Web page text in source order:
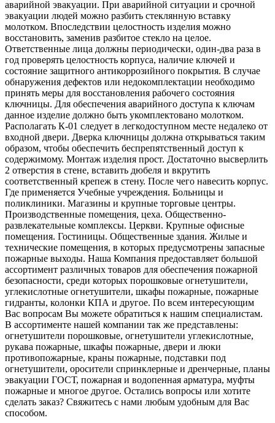
аварийной эвакуации. При аварийной ситуации и срочной
эвакуации людей можно разбить стеклянную вставку
молотком. Впоследствии целостность изделия можно
восстановить, заменив разбитое стекло на целое.
Ответственные лица должны периодически, один-два раза в
год проверять целостность корпуса, наличие ключей и
состояние защитного антикоррозийного покрытия. В случае
обнаружения дефектов или недокомплектации необходимо
принять меры для восстановления рабочего состояния
ключницы. Для обеспечения аварийного доступа к ключам
данное изделие должно быть укомплектовано молотком.
Располагать К-01 следует в легкодоступном месте недалеко от
входной двери. Дверка ключницы должна открываться таким
образом, чтобы обеспечить беспрепятственный доступ к
содержимому. Монтаж изделия прост. Достаточно высверлить
2 отверстия в стене, вставить дюбеля и вкрутить
соответственный крепеж в стену. После чего навесить корпус.
Где применяется Учебные учреждения. Больницы и
поликлиники. Магазины и крупные торговые центры.
Производственные помещения, цеха. Общественно-
развлекательные комплексы. Церкви. Крупные офисные
помещения. Гостиницы. Общественные здания. Жилые и
технические помещения, в которых предусмотрены запасные
пожарные выходы. Наша Компания предоставляет большой
ассортимент различных товаров для обеспечения пожарной
безопасности, среди которых порошковые огнетушители,
углекислотные огнетушители, шкафы пожарные, пожарные
гидранты, колонки КПА и другое. По всем интересующим
Вас вопросам Вы можете обратиться к нашим специалистам.
В ассортименте нашей компании так же представлены:
огнетушители порошковые, огнетушители углекислотные,
рукава пожарные, шкафы пожарные, двери и люки
противопожарные, краны пожарные, подставки под
огнетушители, оросители спринклерные и дренчерные, планы
эвакуации ГОСТ, пожарная и водопенная арматура, муфты
пожарные и многое другое. Остались вопросы или хотите
сделать заказ? Свяжитесь с нами любым удобным для Вас
способом.